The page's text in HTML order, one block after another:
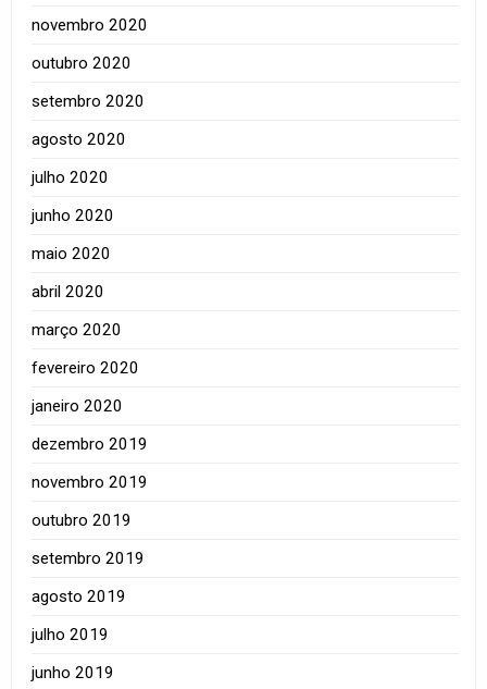
novembro 2020
outubro 2020
setembro 2020
agosto 2020
julho 2020
junho 2020
maio 2020
abril 2020
março 2020
fevereiro 2020
janeiro 2020
dezembro 2019
novembro 2019
outubro 2019
setembro 2019
agosto 2019
julho 2019
junho 2019